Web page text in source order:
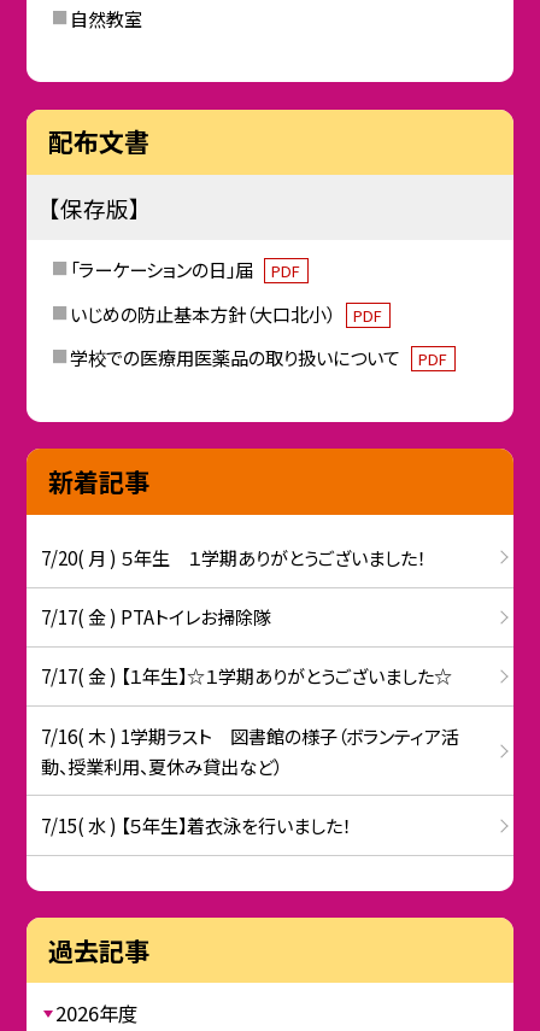
自然教室
配布文書
【保存版】
「ラーケーションの日」届 PDF
いじめの防止基本方針（大口北小） PDF
学校での医療用医薬品の取り扱いについて PDF
新着記事
7/20( 月 ) ５年生 １学期ありがとうございました！
7/17( 金 ) PTAトイレお掃除隊
7/17( 金 ) 【１年生】☆１学期ありがとうございました☆
7/16( 木 ) 1学期ラスト 図書館の様子（ボランティア活
動、授業利用、夏休み貸出など）
7/15( 水 ) 【５年生】着衣泳を行いました！
過去記事
2026年度